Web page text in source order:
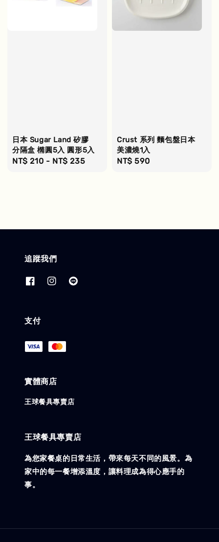
日本 Sugar Land 矽膠
分隔盒 橢圓5入 圓形5入
Regular
NT$ 210 - NT$ 235
Crust 系列 麵包盤日本
美濃燒1入
Regular
NT$ 590
追蹤我們
支付
實體商店
王球餐具專賣店
王球餐具專賣店
為您家餐桌的日常生活，帶來每天不同的風景。為
家中的每一餐增添溫度，讓料理成為得心應手的
事。